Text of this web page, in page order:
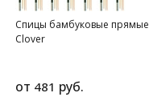
Спицы бамбуковые прямые
Clover
от 481 руб.